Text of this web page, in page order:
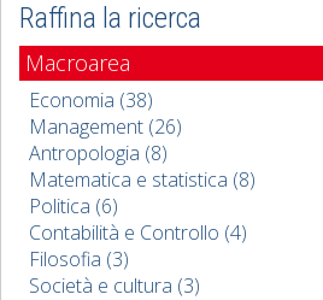
Raffina la ricerca
Macroarea
Economia (38)
Management (26)
Antropologia (8)
Matematica e statistica (8)
Politica (6)
Contabilità e Controllo (4)
Filosofia (3)
Società e cultura (3)